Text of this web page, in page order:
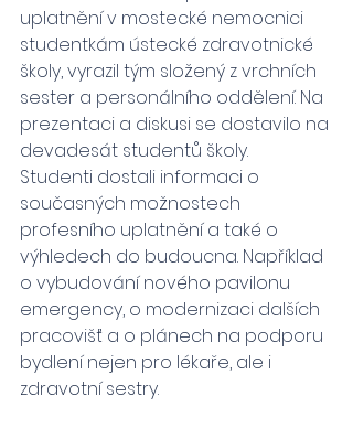
uplatnění v mostecké nemocnici
studentkám ústecké zdravotnické
školy, vyrazil tým složený z vrchních
sester a personálního oddělení. Na
prezentaci a diskusi se dostavilo na
devadesát studentů školy.
Studenti dostali informaci o
současných možnostech
profesního uplatnění a také o
výhledech do budoucna. Například
o vybudování nového pavilonu
emergency, o modernizaci dalších
pracovišť a o plánech na podporu
bydlení nejen pro lékaře, ale i
zdravotní sestry.